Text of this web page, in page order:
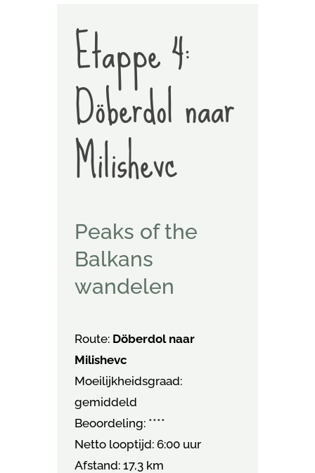
Etappe 4:
Döberdol naar
Milishevc
Peaks of the
Balkans
wandelen
Route: Döberdol naar
Milishevc
Moeilijkheidsgraad:
gemiddeld
Beoordeling: ****
Netto looptijd: 6:00 uur
Afstand: 17,3 km